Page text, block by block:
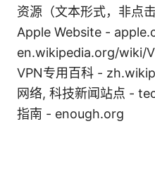
资源（文本形式，非点
Apple Website -
en.wikipedia.org/wiki/
VPN专用百科 -
网络, 科技新闻站点 -
指南 - enough.org